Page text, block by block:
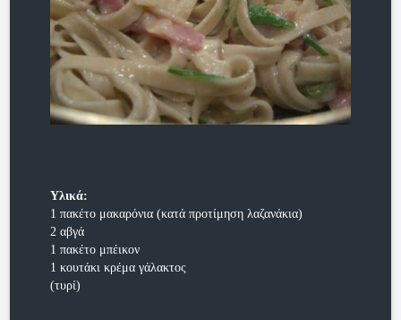
Υλικά:
1 πακέτο μακαρόνια (κατά προτίμηση λαζανάκια)
2 αβγά
1 πακέτο μπέικον
1 κουτάκι κρέμα γάλακτος
(τυρί)